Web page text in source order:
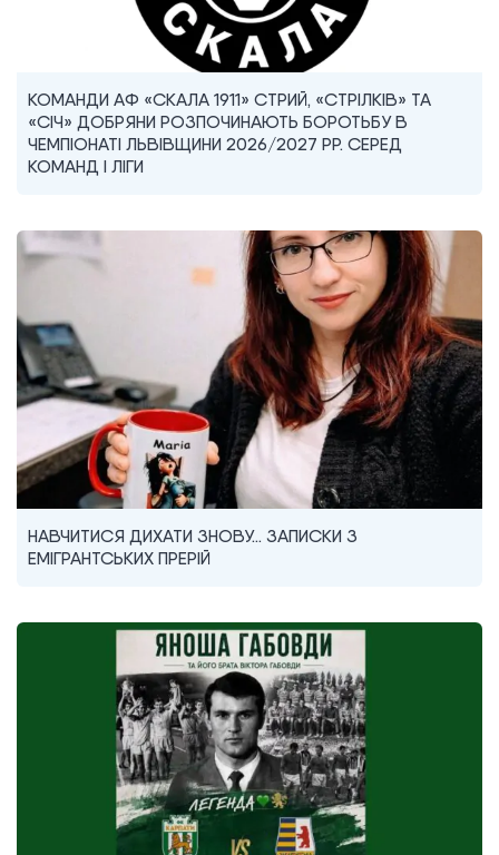
КОМАНДИ АФ «СКАЛА 1911» СТРИЙ, «СТРІЛКІВ» ТА
«СІЧ» ДОБРЯНИ РОЗПОЧИНАЮТЬ БОРОТЬБУ В
ЧЕМПІОНАТІ ЛЬВІВЩИНИ 2026/2027 РР. СЕРЕД
КОМАНД I ЛІГИ
НАВЧИТИСЯ ДИХАТИ ЗНОВУ… ЗАПИСКИ З
ЕМІГРАНТСЬКИХ ПРЕРІЙ